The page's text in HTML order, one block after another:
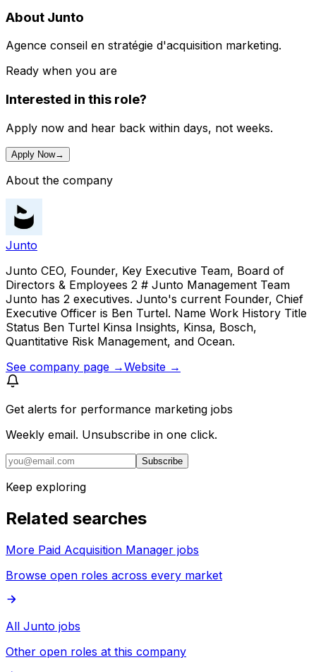
About Junto
Agence conseil en stratégie d'acquisition marketing.
Ready when you are
Interested in this role?
Apply now and hear back within days, not weeks.
Apply Now→
About the company
Junto
Junto CEO, Founder, Key Executive Team, Board of
Directors & Employees 2 # Junto Management Team
Junto has 2 executives. Junto's current Founder, Chief
Executive Officer is Ben Turtel. Name Work History Title
Status Ben Turtel Kinsa Insights, Kinsa, Bosch,
Quantitative Risk Management, and Ocean.
See company page →Website →
Get alerts for performance marketing jobs
Weekly email. Unsubscribe in one click.
Subscribe
Keep exploring
Related searches
More Paid Acquisition Manager jobs
Browse open roles across every market
All Junto jobs
Other open roles at this company